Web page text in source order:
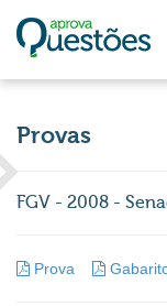
Provas
FGV - 2008 -
Prova